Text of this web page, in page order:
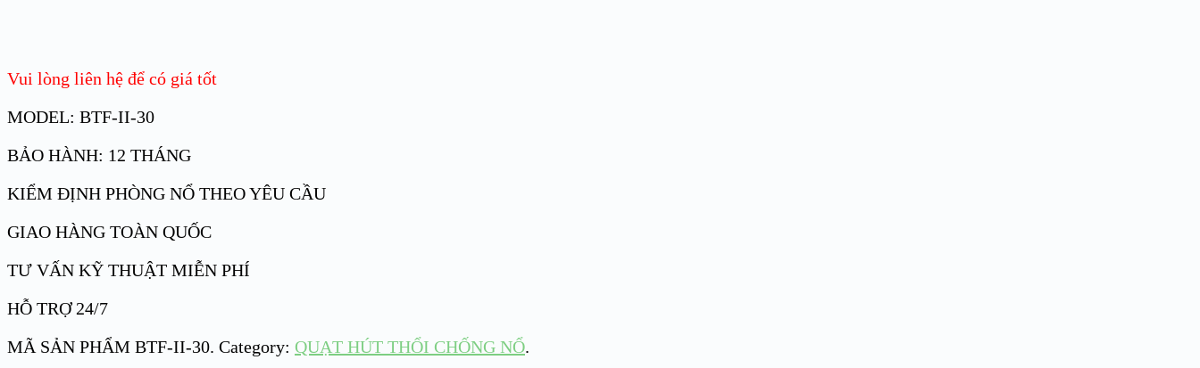
Vui lòng liên hệ để có giá tốt
MODEL: BTF-II-30
BẢO HÀNH: 12 THÁNG
KIỂM ĐỊNH PHÒNG NỔ THEO YÊU CẦU
GIAO HÀNG TOÀN QUỐC
TƯ VẤN KỸ THUẬT MIỄN PHÍ
HỖ TRỢ 24/7
MÃ SẢN PHẨM BTF-II-30. Category: QUẠT HÚT THỔI CHỐNG NỔ.